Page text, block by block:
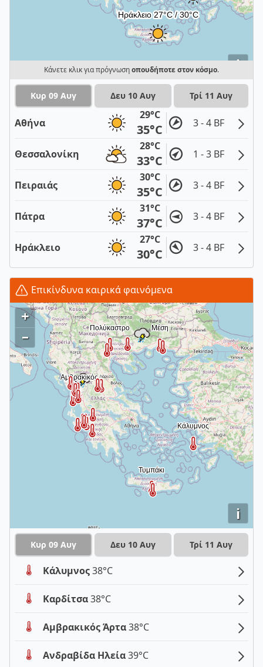
i
Κάνετε κλικ για πρόγνωσηοπουδήποτε στον κόσμο.
Κυρ 09 Αυγ Δευ 10 Αυγ Τρί 11 Αυγ
Αθήνα
29°C
35°C 3 - 4 BF
Θεσσαλονίκη
28°C
33°C 1 - 3 BF
Πειραιάς
30°C
35°C 3 - 4 BF
Πάτρα
31°C
37°C 3 - 4 BF
Ηράκλειο
27°C
30°C 3 - 4 BF
Επικίνδυνα καιρικά φαινόμενα
i
+
–
Κυρ 09 Αυγ Δευ 10 Αυγ Τρί 11 Αυγ
Κάλυμνος38°C
Καρδίτσα38°C
Αμβρακικός Άρτα38°C
Ανδραβίδα Ηλεία39°C